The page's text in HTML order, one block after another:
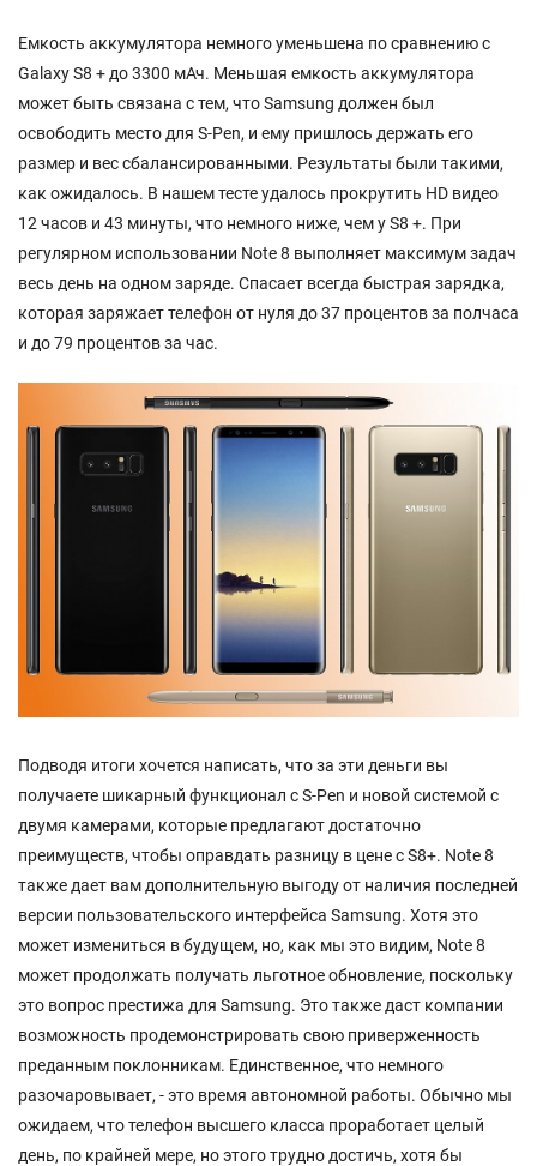
Емкость аккумулятора немного уменьшена по сравнению с
Galaxy S8 + до 3300 мАч. Меньшая емкость аккумулятора
может быть связана с тем, что Samsung должен был
освободить место для S-Pen, и ему пришлось держать его
размер и вес сбалансированными. Результаты были такими,
как ожидалось. В нашем тесте удалось прокрутить HD видео
12 часов и 43 минуты, что немного ниже, чем у S8 +. При
регулярном использовании Note 8 выполняет максимум задач
весь день на одном заряде. Спасает всегда быстрая зарядка,
которая заряжает телефон от нуля до 37 процентов за полчаса
и до 79 процентов за час.
Подводя итоги хочется написать, что за эти деньги вы
получаете шикарный функционал с S-Pen и новой системой с
двумя камерами, которые предлагают достаточно
преимуществ, чтобы оправдать разницу в цене с S8+. Note 8
также дает вам дополнительную выгоду от наличия последней
версии пользовательского интерфейса Samsung. Хотя это
может измениться в будущем, но, как мы это видим, Note 8
может продолжать получать льготное обновление, поскольку
это вопрос престижа для Samsung. Это также даст компании
возможность продемонстрировать свою приверженность
преданным поклонникам. Единственное, что немного
разочаровывает, - это время автономной работы. Обычно мы
ожидаем, что телефон высшего класса проработает целый
день, по крайней мере, но этого трудно достичь, хотя бы